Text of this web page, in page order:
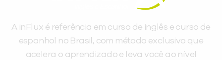
A inFlux é referência em curso de inglês e curso de
espanhol no Brasil, com método exclusivo que
acelera o aprendizado e leva você ao nível